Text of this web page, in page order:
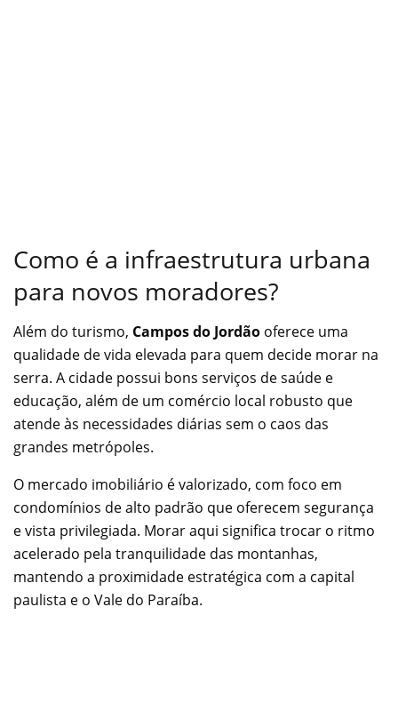
Como é a infraestrutura urbana
para novos moradores?
Além do turismo, Campos do Jordão oferece uma
qualidade de vida elevada para quem decide morar na
serra. A cidade possui bons serviços de saúde e
educação, além de um comércio local robusto que
atende às necessidades diárias sem o caos das
grandes metrópoles.
O mercado imobiliário é valorizado, com foco em
condomínios de alto padrão que oferecem segurança
e vista privilegiada. Morar aqui significa trocar o ritmo
acelerado pela tranquilidade das montanhas,
mantendo a proximidade estratégica com a capital
paulista e o Vale do Paraíba.